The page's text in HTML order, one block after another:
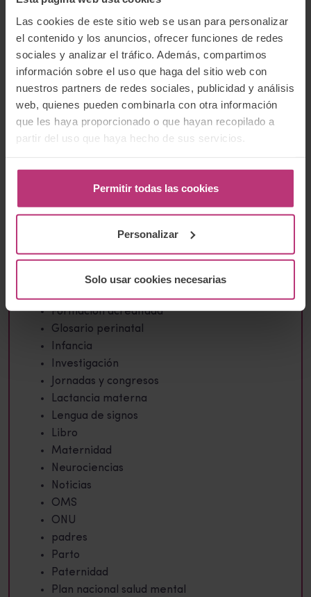
Las cookies de este sitio web se usan para personalizar
el contenido y los anuncios, ofrecer funciones de redes
sociales y analizar el tráfico. Además, compartimos
información sobre el uso que haga del sitio web con
nuestros partners de redes sociales, publicidad y análisis
web, quienes pueden combinarla con otra información
que les haya proporcionado o que hayan recopilado a
partir del uso que haya hecho de sus servicios.
Permitir todas las cookies
Personalizar
Solo usar cookies necesarias
términos.
Categorías
Aborto
Bebés
Crónicas
Duelo perinatal
Entrevistas
Etapa perinatal
Formación acreditada
Glosario perinatal
Infancia
Investigación
Jornadas y congresos
Lactancia materna
Lengua de signos
Libro
Maternidad
Neurociencias
Noticias
OMS
ONU
padres
Parto
Paternidad
Plan nacional salud mental